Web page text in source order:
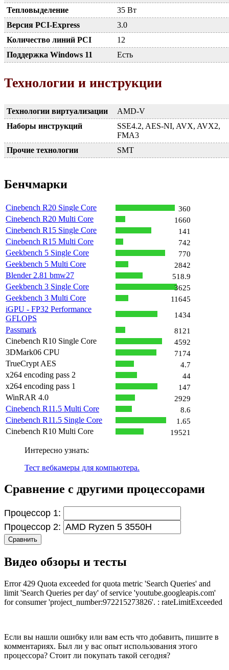
Тепловыделение
35 Вт
Версия PCI-Express
3.0
Количество линий PCI
12
Поддержка Windows 11
Есть
Технологии и инструкции
Технологии виртуализации
AMD-V
Наборы инструкций
SSE4.2, AES-NI, AVX, AVX2,
FMA3
Прочие технологии
SMT
Бенчмарки
Cinebench R20 Single Core 360
Cinebench R20 Multi Core 1660
Cinebench R15 Single Core 141
Cinebench R15 Multi Core 742
Geekbench 5 Single Core 770
Geekbench 5 Multi Core 2842
Blender 2.81 bmw27 518.9
Geekbench 3 Single Core 3625
Geekbench 3 Multi Core 11645
iGPU - FP32 Performance
GFLOPS
1434
Passmark 8121
Cinebench R10 Single Core 4592
3DMark06 CPU 7174
TrueCrypt AES 4.7
x264 encoding pass 2 44
x264 encoding pass 1 147
WinRAR 4.0 2929
Cinebench R11.5 Multi Core 8.6
Cinebench R11.5 Single Core 1.65
Cinebench R10 Multi Core 19521
Интересно узнать:
Тест вебкамеры для компьютера.
Сравнение с другими процессорами
Процессор 1:
Процессор 2:
Сравнить
Видео обзоры и тесты
Error 429 Quota exceeded for quota metric 'Search Queries' and
limit 'Search Queries per day' of service 'youtube.googleapis.com'
for consumer 'project_number:972215273826'. : rateLimitExceeded
Если вы нашли ошибку или вам есть что добавить, пишите в
комментариях. Был ли у вас опыт использования этого
процессора? Стоит ли покупать такой сегодня?